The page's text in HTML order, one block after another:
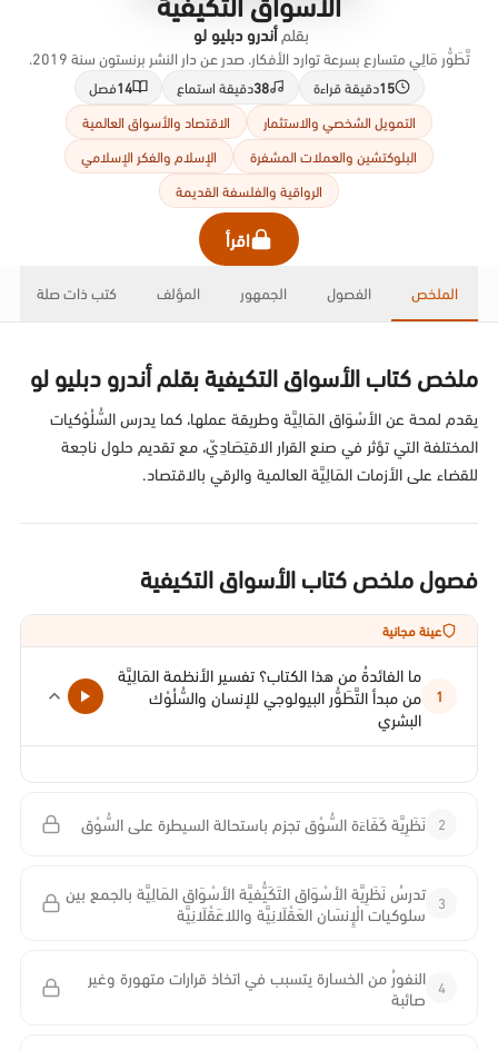
بقلمأندرو دبليو لو
تَّطَوُّر مَالِي متسارع بسرعة توارد الأفكار. صدر عن دار النشر برنستون سنة 2019.
15دقيقة قراءة 38دقيقة استماع 14فصل
التمويل الشخصي والاستثمار
الاقتصاد والأسواق العالمية
البلوكتشين والعملات المشفرة
الإسلام والفكر الإسلامي
الرواقية والفلسفة القديمة
اقرأ
الملخص الفصول الجمهور المؤلف كتب ذات صلة
ملخص كتاب الأسواق التكيفية بقلم أندرو دبليو لو
يقدم لمحة عن الأسْوَاق المَالِيَّة وطريقة عملها، كما يدرس السُّلُوْكيات
المختلفة التي تؤثر في صنع القرار الاقتِصَادِيّ، مع تقديم حلول ناجعة
للقضاء على الأزمات المَالِيَّة العالمية والرقي بالاقتصاد.
فصول ملخص كتاب الأسواق التكيفية
عينة مجانية
1
ما الفائدةُ من هذا الكتاب؟ تفسير الأنظمة المَالِيَّة
من مبدأ التَّطَوُّر البيولوجي للإنسان والسُّلُوْك
البشري
2 نَظَرِيَّة كَفَاءَة السُّوْق تجزم باستحالة السيطرة على السُّوْق
3 تدرسُ نَظَرِيَّة الأسْوَاق التَكَيُّفيَّة الأسْوَاق المَالِيَّة بالجمع بين
سلوكيات الْإِنسَان العَقْلَانِيَّة واللاعَقْلَانِيَّة
4 النفورُ من الخسارة يتسبب في اتخاذ قرارات متهورة وغير
صائبة